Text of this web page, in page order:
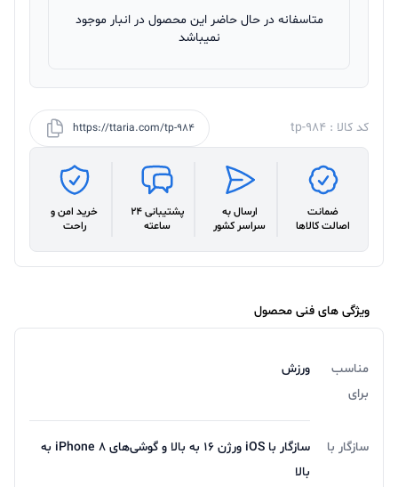
متاسفانه در حال حاضر این محصول در انبار موجود
نمیباشد
کد کالا : tp-984 https://ttaria.com/tp-984
ضمانت
اصالت کالاها
ارسال به
سراسر کشور
پشتیبانی 24
ساعته
خرید امن و
راحت
ویژگی های فنی محصول
مناسب
برای
ورزش
سازگار با
سازگار با iOS ورژن ۱۶ به بالا و گوشی‌های iPhone ۸ به
بالا